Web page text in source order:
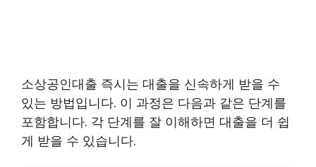
소상공인대출 즉시는 대출을 신속하게 받을 수
있는 방법입니다. 이 과정은 다음과 같은 단계를
포함합니다. 각 단계를 잘 이해하면 대출을 더 쉽
게 받을 수 있습니다.